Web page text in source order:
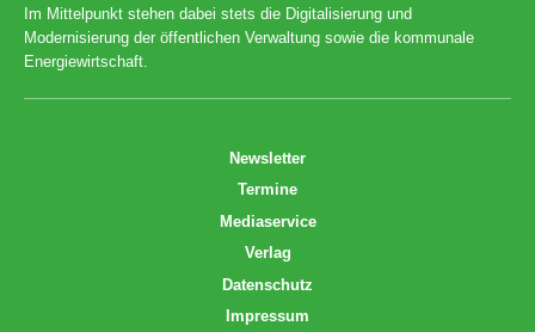
Im Mittelpunkt stehen dabei stets die Digitalisierung und
Modernisierung der öffentlichen Verwaltung sowie die kommunale
Energiewirtschaft.
Newsletter
Termine
Mediaservice
Verlag
Datenschutz
Impressum